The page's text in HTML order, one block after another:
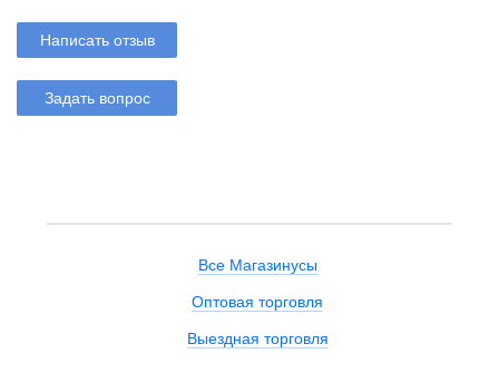
Написать отзыв
Задать вопрос
Все Магазинусы
Оптовая торговля
Выездная торговля